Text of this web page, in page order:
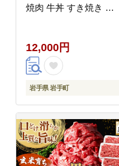
焼肉 牛丼 すき焼き ス
12,000円
岩手県 岩手町